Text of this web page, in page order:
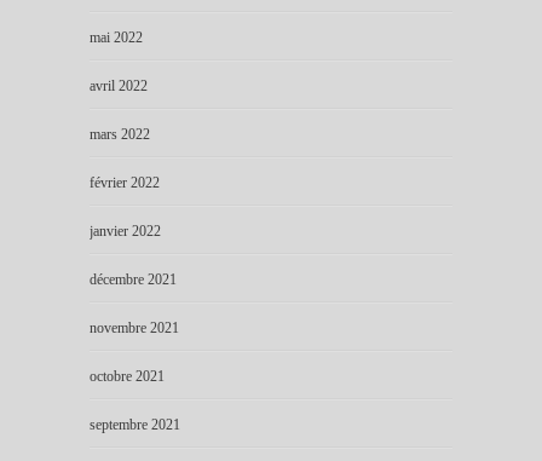
mai 2022
avril 2022
mars 2022
février 2022
janvier 2022
décembre 2021
novembre 2021
octobre 2021
septembre 2021